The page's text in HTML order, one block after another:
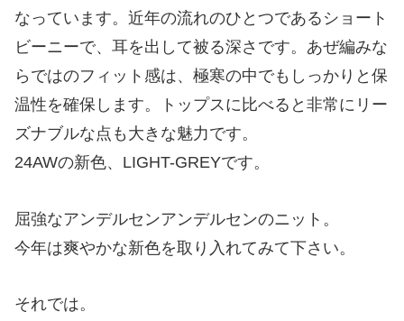
なっています。近年の流れのひとつであるショート
ビーニーで、耳を出して被る深さです。あぜ編みな
らではのフィット感は、極寒の中でもしっかりと保
温性を確保します。トップスに比べると非常にリー
ズナブルな点も大きな魅力です。
24AWの新色、LIGHT-GREYです。
屈強なアンデルセンアンデルセンのニット。
今年は爽やかな新色を取り入れてみて下さい。
それでは。